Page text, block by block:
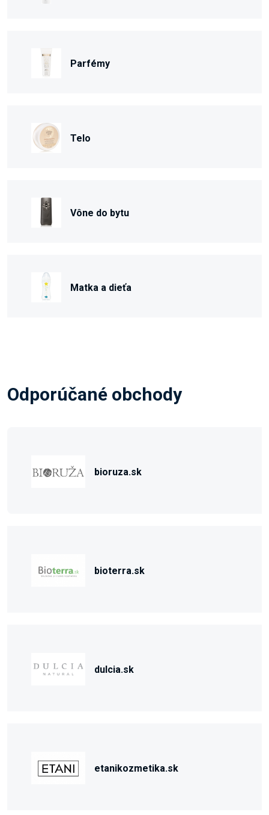
Parfémy
Telo
Vône do bytu
Matka a dieťa
Odporúčané obchody
bioruza.sk
bioterra.sk
dulcia.sk
etanikozmetika.sk